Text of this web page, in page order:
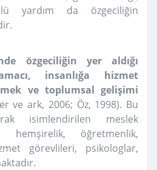
yardım da özgeciliğin
özgeciliğin yer aldığı
insanlığa hizmet
ve toplumsal gelişimi
ve ark, 2006; Öz, 1998). Bu
isimlendirilen meslek
hemşirelik, öğretmenlik,
görevlileri, psikologlar,